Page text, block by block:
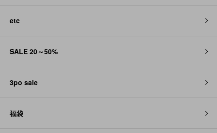
etc
SALE 20～50%
3po sale
福袋